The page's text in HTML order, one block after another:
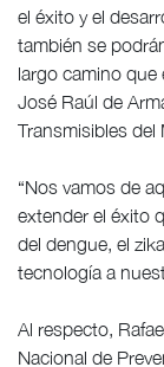
el éxito y el
también se
largo camino que
José Raúl de
Transmisibles del
“Nos vamos de
extender el éxito
del dengue, el
tecnología a
Al respecto,
Nacional de